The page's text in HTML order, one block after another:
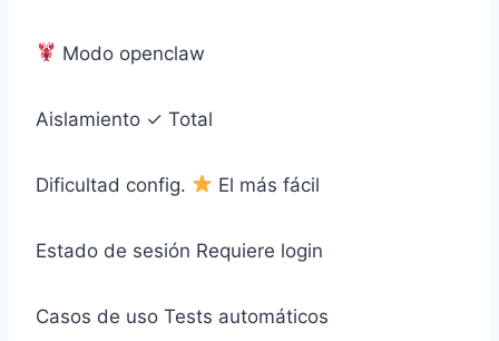
Modo openclaw
Aislamiento ✓ Total
Dificultad config. El más fácil
Estado de sesión Requiere login
Casos de uso Tests automáticos